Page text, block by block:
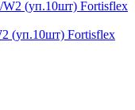
(уп.10шт) Fortisflex